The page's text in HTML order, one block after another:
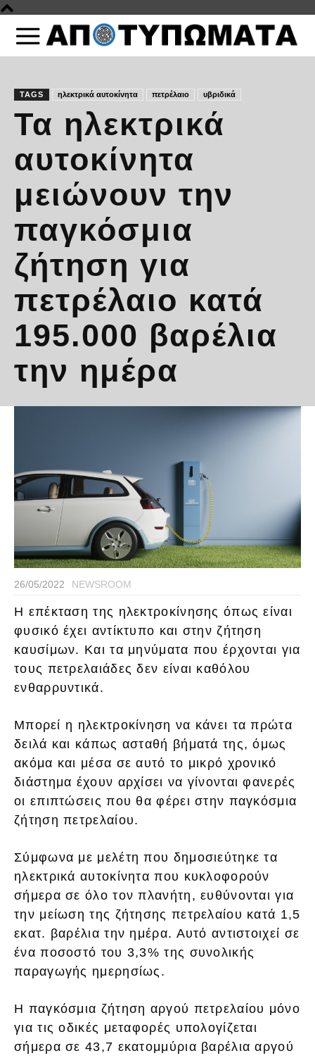
TAGS ηλεκτρικά αυτοκίνητα πετρέλαιο υβριδικά
Τα ηλεκτρικά
αυτοκίνητα
μειώνουν την
παγκόσμια
ζήτηση για
πετρέλαιο κατά
195.000 βαρέλια
την ημέρα
26/05/2022 NEWSROOM
Η επέκταση της ηλεκτροκίνησης όπως είναι
φυσικό έχει αντίκτυπο και στην ζήτηση
καυσίμων. Και τα μηνύματα που έρχονται για
τους πετρελαιάδες δεν είναι καθόλου
ενθαρρυντικά.
Μπορεί η ηλεκτροκίνηση να κάνει τα πρώτα
δειλά και κάπως ασταθή βήματά της, όμως
ακόμα και μέσα σε αυτό το μικρό χρονικό
διάστημα έχουν αρχίσει να γίνονται φανερές
οι επιπτώσεις που θα φέρει στην παγκόσμια
ζήτηση πετρελαίου.
Σύμφωνα με μελέτη που δημοσιεύτηκε τα
ηλεκτρικά αυτοκίνητα που κυκλοφορούν
σήμερα σε όλο τον πλανήτη, ευθύνονται για
την μείωση της ζήτησης πετρελαίου κατά 1,5
εκατ. βαρέλια την ημέρα. Αυτό αντιστοιχεί σε
ένα ποσοστό του 3,3% της συνολικής
παραγωγής ημερησίως.
Η παγκόσμια ζήτηση αργού πετρελαίου μόνο
για τις οδικές μεταφορές υπολογίζεται
σήμερα σε 43,7 εκατομμύρια βαρέλια αργού